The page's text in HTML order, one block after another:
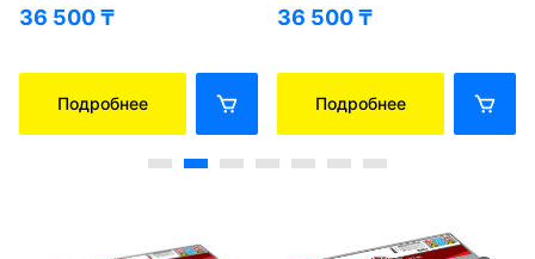
36 500₸
Подробнее
36 500₸
Подробнее